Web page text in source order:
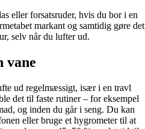
eller forsatsruder, hvis du bor i en
markant og samtidig gøre det
selv når du lufter ud.
vane
ud regelmæssigt, især i en travl
det til faste rutiner – for eksempel
og inden du går i seng. Du kan
eller bruge et hygrometer til at